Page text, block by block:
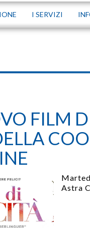
I SERVIZI
FILM
Astra